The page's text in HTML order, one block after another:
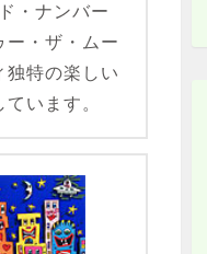
・ナンバー
ー・ザ・ムー
独特の楽しい
います。